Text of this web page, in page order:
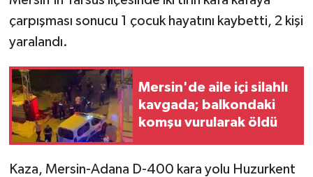
çarpışması sonucu 1 çocuk hayatını kaybetti, 2 kişi
yaralandı.
Mersin'de aile içi silahlı
kavgada; balkondaki
komşu vurularak öldü
Kaza, Mersin-Adana D-400 kara yolu Huzurkent